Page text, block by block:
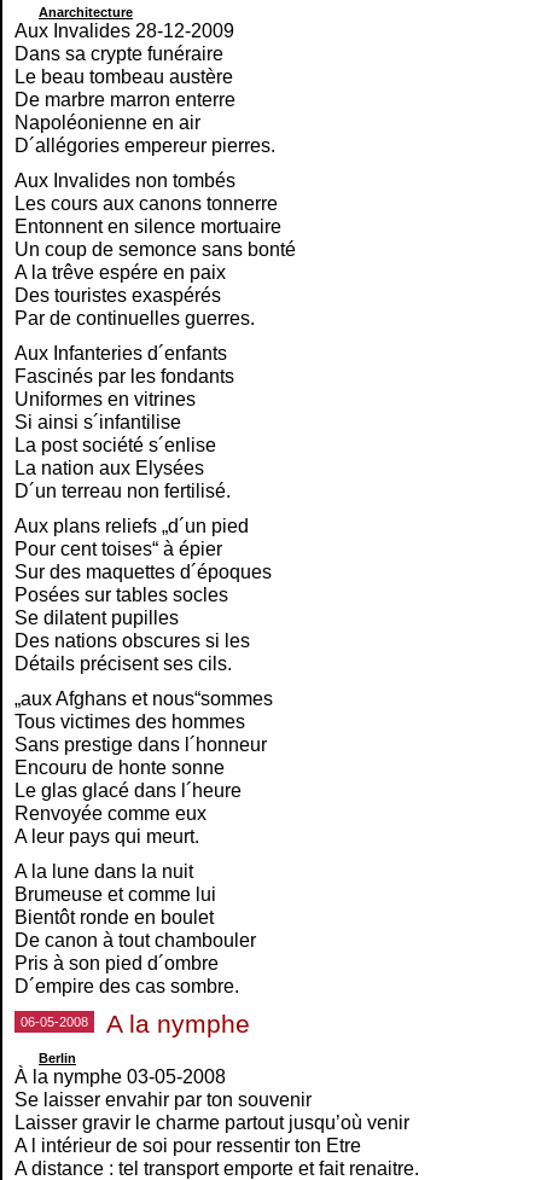
Anarchitecture
Aux Invalides 28-12-2009
Dans sa crypte funéraire
Le beau tombeau austère
De marbre marron enterre
Napoléonienne en air
D´allégories empereur pierres.
Aux Invalides non tombés
Les cours aux canons tonnerre
Entonnent en silence mortuaire
Un coup de semonce sans bonté
A la trêve espére en paix
Des touristes exaspérés
Par de continuelles guerres.
Aux Infanteries d´enfants
Fascinés par les fondants
Uniformes en vitrines
Si ainsi s´infantilise
La post société s´enlise
La nation aux Elysées
D´un terreau non fertilisé.
Aux plans reliefs „d´un pied
Pour cent toises“ à épier
Sur des maquettes d´époques
Posées sur tables socles
Se dilatent pupilles
Des nations obscures si les
Détails précisent ses cils.
„aux Afghans et nous“sommes
Tous victimes des hommes
Sans prestige dans l´honneur
Encouru de honte sonne
Le glas glacé dans l´heure
Renvoyée comme eux
A leur pays qui meurt.
A la lune dans la nuit
Brumeuse et comme lui
Bientôt ronde en boulet
De canon à tout chambouler
Pris à son pied d´ombre
D´empire des cas sombre.
06-05-2008 A la nymphe
Berlin
À la nymphe 03-05-2008
Se laisser envahir par ton souvenir
Laisser gravir le charme partout jusqu’où venir
A l intérieur de soi pour ressentir ton Etre
A distance : tel transport emporte et fait renaitre.